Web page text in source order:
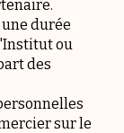
durée
ou
des
sur le